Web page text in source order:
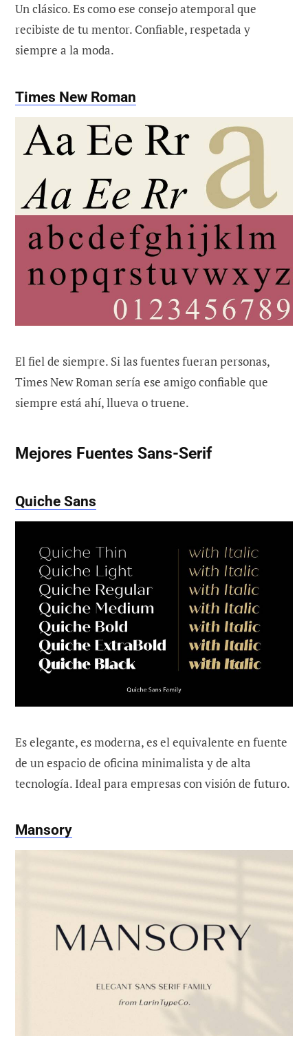
Un clásico. Es como ese consejo atemporal que
recibiste de tu mentor. Confiable, respetada y
siempre a la moda.
Times New Roman
El fiel de siempre. Si las fuentes fueran personas,
Times New Roman sería ese amigo confiable que
siempre está ahí, llueva o truene.
Mejores Fuentes Sans-Serif
Quiche Sans
Es elegante, es moderna, es el equivalente en fuente
de un espacio de oficina minimalista y de alta
tecnología. Ideal para empresas con visión de futuro.
Mansory